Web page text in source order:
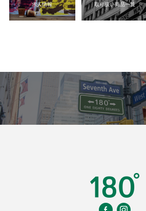
求人情報 取り扱い商品一覧